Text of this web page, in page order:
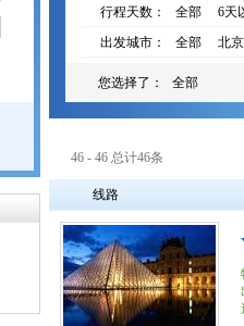
行程天数：
全部
6天
出发城市：
全部 北京
您选择了： 全部
46 - 46 总计46条
线路